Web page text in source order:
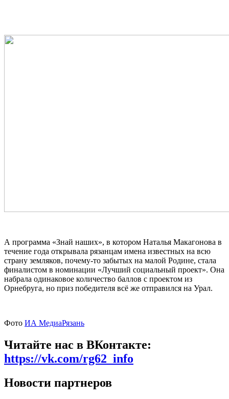
А программа «Знай наших», в котором Наталья Макагонова в
течение года открывала рязанцам имена известных на всю
страну земляков, почему-то забытых на малой Родине, стала
финалистом в номинации «Лучший социальный проект». Она
набрала одинаковое количество баллов с проектом из
Орнебруга, но приз победителя всё же отправился на Урал.
Фото ИА МедиаРязань
Читайте нас в ВКонтакте:
https://vk.com/rg62_info
Новости партнеров